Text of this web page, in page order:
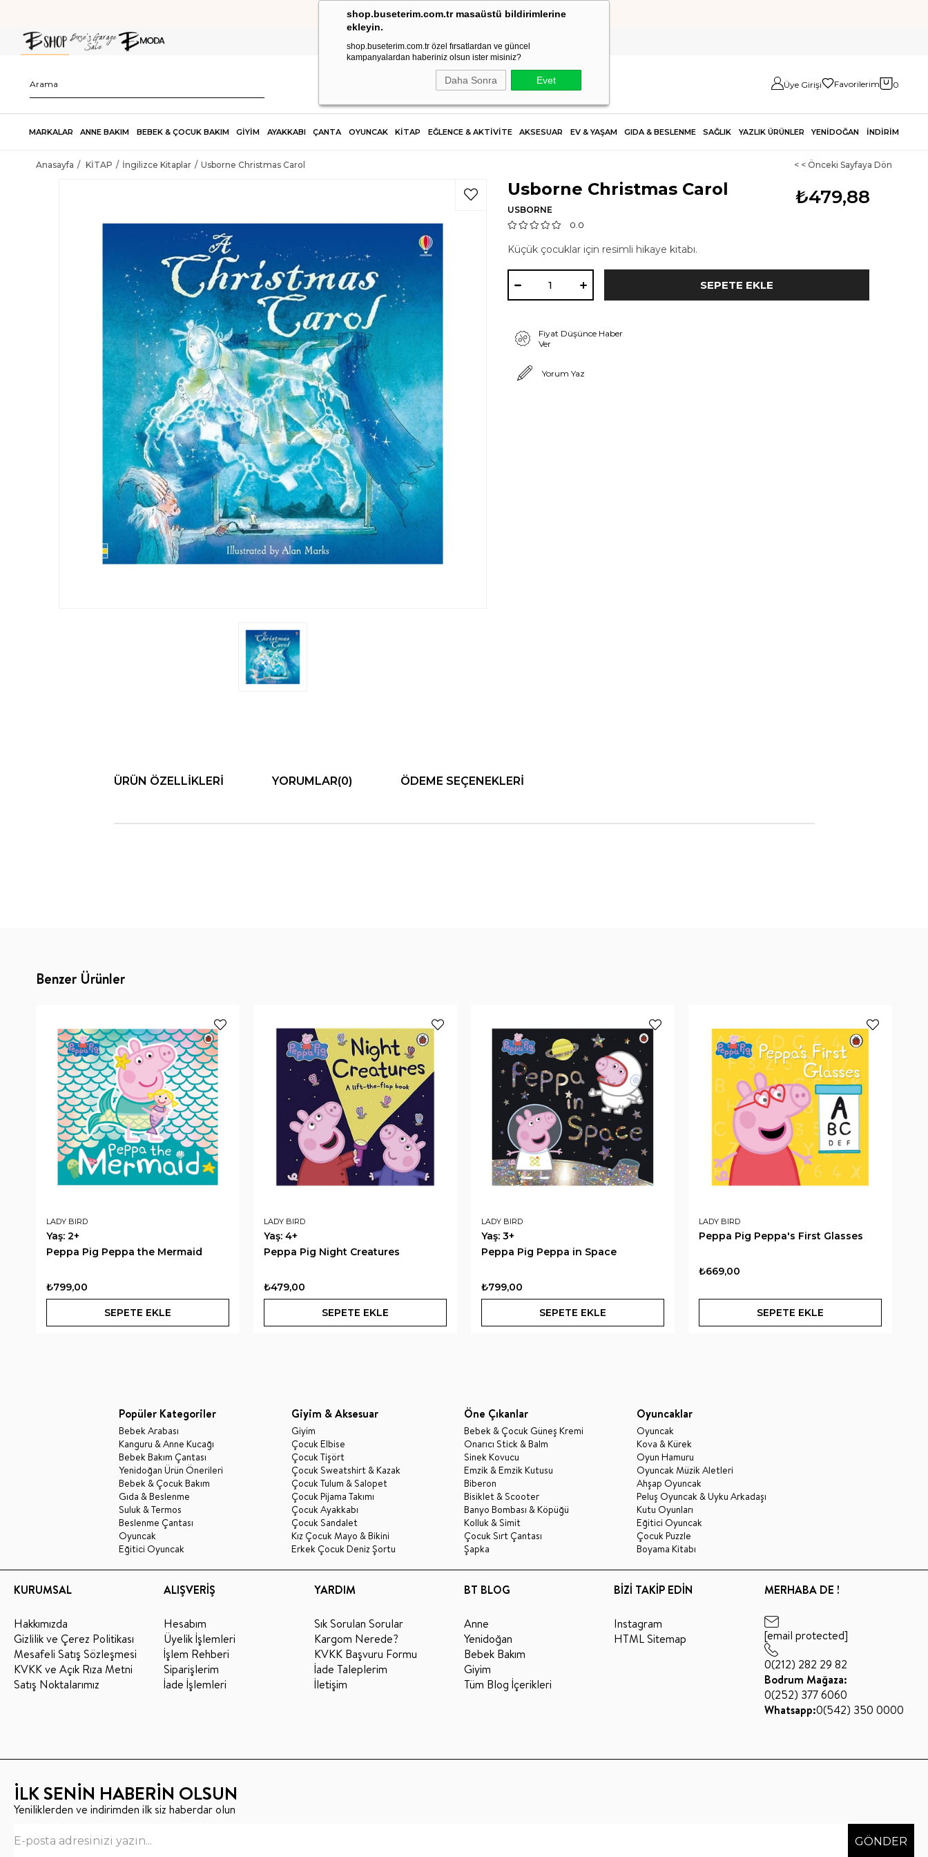
shop.buseterim.com.tr masaüstü bildirimlerine
ekleyin.
shop.buseterim.com.tr özel fırsatlardan ve güncel
kampanyalardan haberiniz olsun ister misiniz?
Daha Sonra Evet
HIZLI KARGO
Üye Girişi Favorilerim 0
MARKALAR ANNE BAKIM BEBEK & ÇOCUK BAKIM GİYİM AYAKKABI ÇANTA OYUNCAK KİTAP EĞLENCE & AKTİVİTE AKSESUAR EV & YAŞAM GIDA & BESLENME SAĞLIK YAZLIK ÜRÜNLER YENİDOĞAN İNDİRİM
Anasayfa KİTAP İngilizce Kitaplar Usborne Christmas Carol < < Önceki Sayfaya Dön
₺479,88
Usborne Christmas Carol
USBORNE
0.0
Küçük çocuklar için resimli hikaye kitabı.
Fiyat Düşünce Haber
Ver
Yorum Yaz
ÜRÜN ÖZELLIKLERI YORUMLAR(0) ÖDEME SEÇENEKLERI
Benzer Ürünler
LADY BIRD
Yaş: 2+
Peppa Pig Peppa the Mermaid
₺799,00
SEPETE EKLE
LADY BIRD
Yaş: 4+
Peppa Pig Night Creatures
₺479,00
SEPETE EKLE
LADY BIRD
Yaş: 3+
Peppa Pig Peppa in Space
₺799,00
SEPETE EKLE
LADY BIRD
Peppa Pig Peppa's First Glasses
₺669,00
SEPETE EKLE
Popüler Kategoriler
Bebek Arabası
Kanguru & Anne Kucağı
Bebek Bakım Çantası
Yenidoğan Ürün Önerileri
Bebek & Çocuk Bakım
Gıda & Beslenme
Suluk & Termos
Beslenme Çantası
Oyuncak
Eğitici Oyuncak
Giyim & Aksesuar
Giyim
Çocuk Elbise
Çocuk Tişört
Çocuk Sweatshirt & Kazak
Çocuk Tulum & Salopet
Çocuk Pijama Takımı
Çocuk Ayakkabı
Çocuk Sandalet
Kız Çocuk Mayo & Bikini
Erkek Çocuk Deniz Şortu
Öne Çıkanlar
Bebek & Çocuk Güneş Kremi
Onarıcı Stick & Balm
Sinek Kovucu
Emzik & Emzik Kutusu
Biberon
Bisiklet & Scooter
Banyo Bombası & Köpüğü
Kolluk & Simit
Çocuk Sırt Çantası
Şapka
Oyuncaklar
Oyuncak
Kova & Kürek
Oyun Hamuru
Oyuncak Müzik Aletleri
Ahşap Oyuncak
Peluş Oyuncak & Uyku Arkadaşı
Kutu Oyunları
Eğitici Oyuncak
Çocuk Puzzle
Boyama Kitabı
KURUMSAL
Hakkımızda
Gizlilik ve Çerez Politikası
Mesafeli Satış Sözleşmesi
KVKK ve Açık Rıza Metni
Satış Noktalarımız
ALIŞVERİŞ
Hesabım
Üyelik İşlemleri
İşlem Rehberi
Siparişlerim
İade İşlemleri
YARDIM
Sık Sorulan Sorular
Kargom Nerede?
KVKK Başvuru Formu
İade Taleplerim
İletişim
BT BLOG
Anne
Yenidoğan
Bebek Bakım
Giyim
Tüm Blog İçerikleri
BİZİ TAKİP EDİN
Instagram
HTML Sitemap
MERHABA DE !
[email protected]
0(212) 282 29 82
Bodrum Mağaza:
0(252) 377 6060
Whatsapp:0(542) 350 0000
İLK SENİN HABERİN OLSUN
Yeniliklerden ve indirimden ilk siz haberdar olun
GÖNDER